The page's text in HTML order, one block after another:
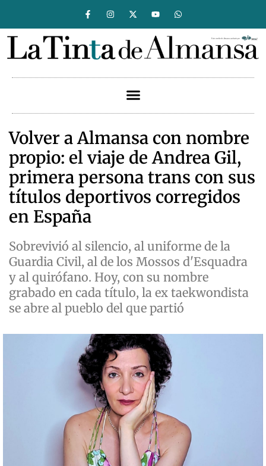
Volver a Almansa con nombre
propio: el viaje de Andrea Gil,
primera persona trans con sus
títulos deportivos corregidos
en España
Sobrevivió al silencio, al uniforme de la
Guardia Civil, al de los Mossos d'Esquadra
y al quirófano. Hoy, con su nombre
grabado en cada título, la ex taekwondista
se abre al pueblo del que partió